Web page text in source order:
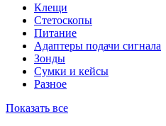
Клещи
Стетоскопы
Питание
Адаптеры подачи сигнала
Зонды
Сумки и кейсы
Разное
Показать все